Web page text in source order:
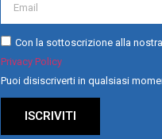
Con la sottoscrizione alla
Privacy Policy
Puoi disiscriverti in qualsiasi
ISCRIVITI